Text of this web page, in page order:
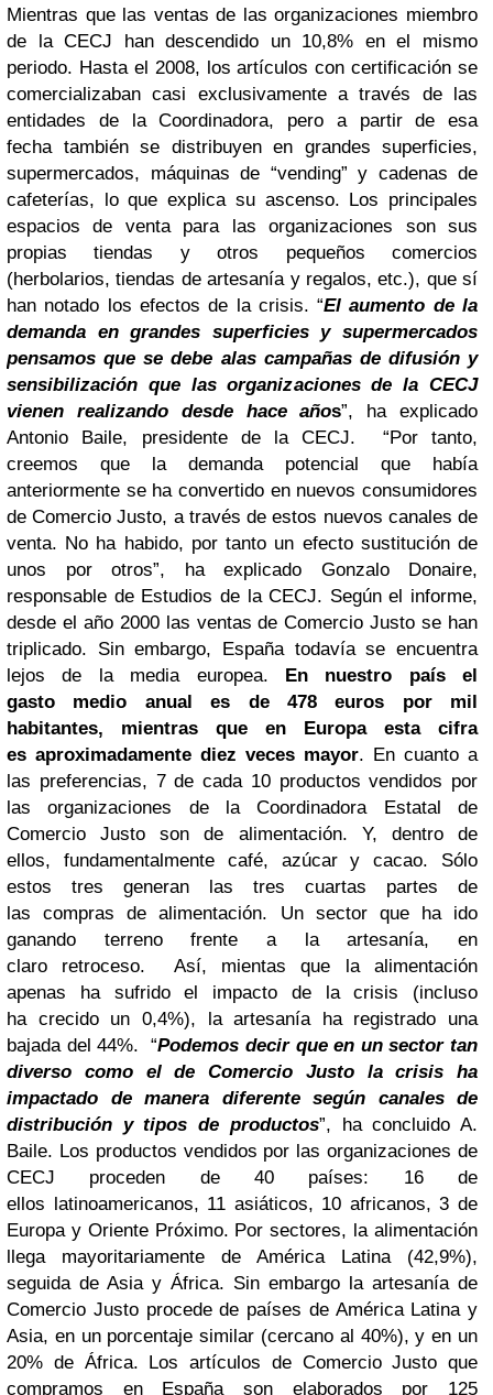
Mientras que las ventas de las organizaciones miembro
de la CECJ han descendido un 10,8% en el mismo
periodo. Hasta el 2008, los artículos con certificación se
comercializaban casi exclusivamente a través de las
entidades de la Coordinadora, pero a partir de esa
fecha también se distribuyen en grandes superficies,
supermercados, máquinas de “vending” y cadenas de
cafeterías, lo que explica su ascenso. Los principales
espacios de venta para lasorganizaciones son sus
propias tiendas y otros pequeños comercios
(herbolarios, tiendas deartesanía y regalos, etc.), que sí
han notado los efectos de la crisis. “El aumento de la
demanda en grandes superficies y supermercados
pensamos que se debe alas campañas de difusión y
sensibilización que las organizaciones de la CECJ
vienen realizando desde hace años”, ha explicado
Antonio Baile, presidente de la CECJ.
“Por tanto,
creemos que la demanda potencial que había
anteriormente se ha convertido en nuevos consumidores
deComercio Justo, a través de estos nuevos canales de
venta. No ha habido, por tanto un efecto sustitución de
unos por otros”, ha explicado Gonzalo Donaire,
responsable de Estudios de la CECJ. Según el informe,
desde el año 2000 las ventas de Comercio Justo se han
triplicado. Sinembargo, España todavía se encuentra
lejos de la media europea.
En nuestro país el
gasto medio anual es de 478 euros por mil
habitantes, mientras que en Europa esta cifra
es aproximadamente diez veces mayor. En cuanto a
las preferencias, 7 de cada 10 productos vendidos por
las organizaciones de laCoordinadora Estatal de
Comercio Justo son de alimentación. Y, dentro de
ellos, fundamentalmente café, azúcar y cacao. Sólo
estos tres generan las tres cuartas partes de
lascompras de alimentación. Un sector que ha ido
ganando terreno frente a la artesanía, en
claro retroceso.
Así, mientas que la alimentación
apenas ha sufrido el impacto de la crisis (incluso
ha crecido un 0,4%), la artesanía ha registrado una
bajada del 44%.
“Podemos decir que en unsector tan
diverso como el de Comercio Justo la crisis ha
impactado de manera diferente según canales de
distribución y tipos de productos”, ha concluido A.
Baile. Los productos vendidos por las organizaciones de
CECJ proceden de 40 países: 16 de
ellos latinoamericanos, 11 asiáticos, 10 africanos, 3 de
Europa y Oriente Próximo. Por sectores, laalimentación
llega mayoritariamente de América Latina (42,9%),
seguida de Asia y África. Sin embargo la artesanía de
Comercio Justo procede de países de América Latina y
Asia, en un porcentaje similar (cercano al 40%), y en un
20% de África. Los artículos de Comercio Justo que
compramos en España son elaborados por 125